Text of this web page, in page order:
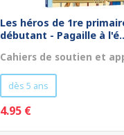
Les héros de 1re
débutant - Pagaille à
Cahiers de soutien et
dès 5 ans
4.95 €